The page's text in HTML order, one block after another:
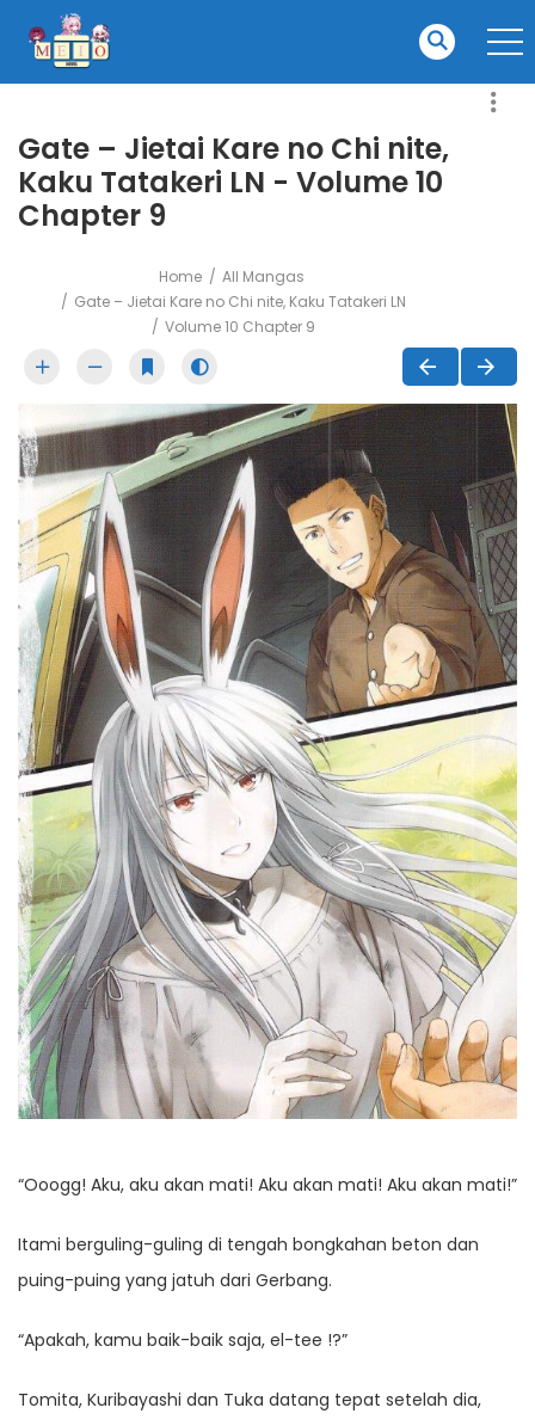
Gate – Jietai Kare no Chi nite,
Kaku Tatakeri LN - Volume 10
Chapter 9
Home
All Mangas
Gate – Jietai Kare no Chi nite, Kaku Tatakeri LN
Volume 10 Chapter 9
“Ooogg! Aku, aku akan mati! Aku akan mati! Aku akan mati!”
Itami berguling-guling di tengah bongkahan beton dan
puing-puing yang jatuh dari Gerbang.
“Apakah, kamu baik-baik saja, el-tee !?”
Tomita, Kuribayashi dan Tuka datang tepat setelah dia,